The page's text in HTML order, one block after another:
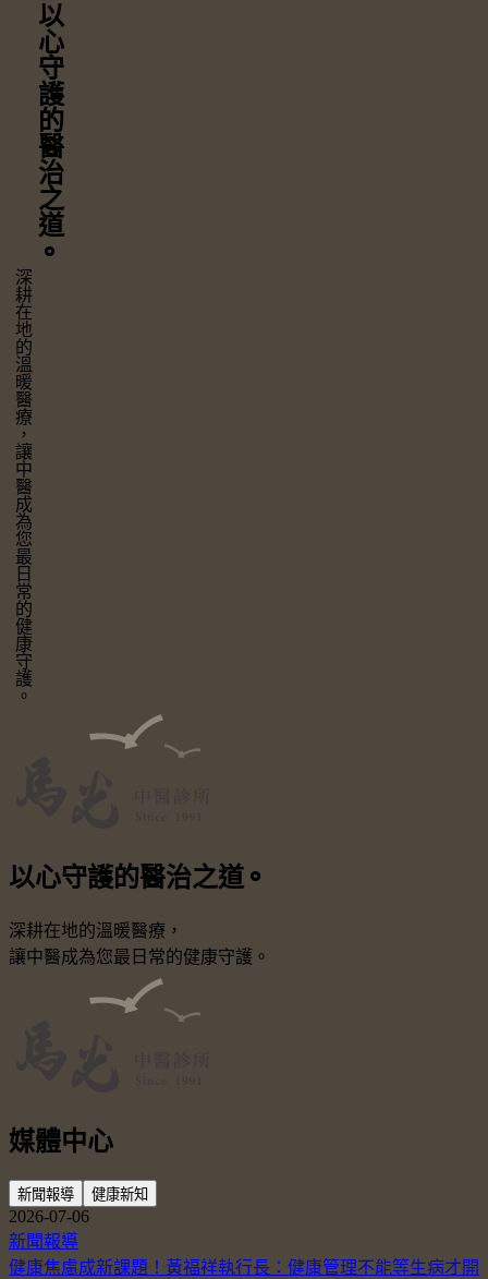
以心守護
的醫治之道
⚬
深耕在地的溫暖醫療，
讓中醫成為您最日常的健康守護。
以心守護的醫治之道 ⚬
深耕在地的溫暖醫療，
讓中醫成為您最日常的健康守護。
媒體中心
新聞報導 健康新知
2026-07-06
新聞報導
健康焦慮成新課題！黃福祥執行長：健康管理不能等生病才開